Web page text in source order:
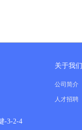
-3-2-4
关于我们
公司简介
人才招聘